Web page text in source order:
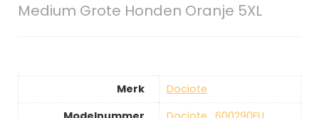
Medium Grote Honden Oranje 5XL
Merk
‎Dociote